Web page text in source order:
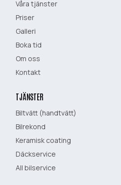
Våra tjänster
Priser
Galleri
Boka tid
Om oss
Kontakt
TJÄNSTER
Biltvätt (handtvätt)
Bilrekond
Keramisk coating
Däckservice
All bilservice